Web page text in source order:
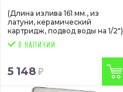
(Длина излива 161 мм., из
латуни, керамический
картридж, подвод воды на 1/2")
5 148